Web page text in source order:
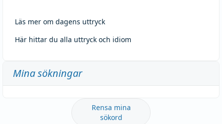
Läs mer om dagens uttryck
Här hittar du alla uttryck och idiom
Mina sökningar
Rensa mina
sökord